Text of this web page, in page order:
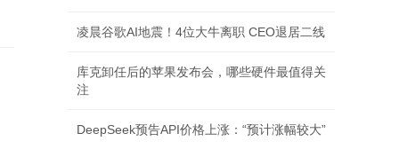
凌晨谷歌AI地震！4位大牛离职 CEO退居二线
库克卸任后的苹果发布会，哪些硬件最值得关
注
DeepSeek预告API价格上涨：“预计涨幅较大”